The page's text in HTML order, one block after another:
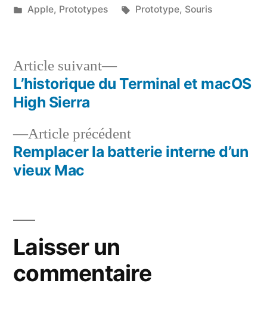
par
Publié
Apple, Prototypes Étiquettes :
Prototype, Souris
Navigation
l’article
Article précédentArticle
précédent :
Remplacer la batterie interne d’un
vieux Mac
Article suivant
Article
suivant :
L’historique du Terminal et macOS
High Sierra
Laisser un
commentaire